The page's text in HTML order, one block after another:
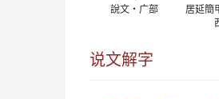
說文‧广部
居延簡
说文解字